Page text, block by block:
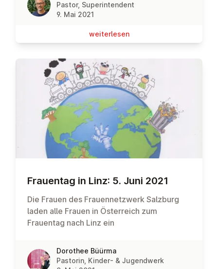
Pastor, Superintendent
9. Mai 2021
wei­ter­le­sen
Frauentag in Linz: 5. Juni 2021
Die Frauen des Frauennetzwerk Salzburg
laden alle Frauen in Österreich zum
Frauentag nach Linz ein
Dorothee Büürma
Pastorin, Kinder- & Jugendwerk